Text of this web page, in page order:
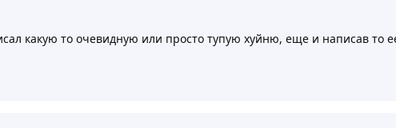
какую то очевидную или просто тупую хуйню, еще и написав то